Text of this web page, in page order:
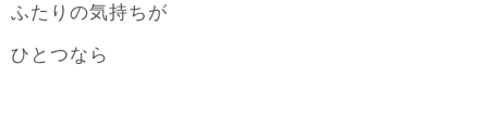
ふたりの気持ちが
ひとつなら